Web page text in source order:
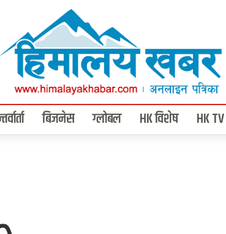
बिजनेस ग्लोबल HK विशेष HK TV